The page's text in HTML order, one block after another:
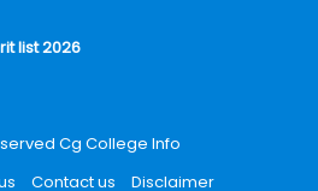
list 2026
Cg College Info
Contact us Disclaimer